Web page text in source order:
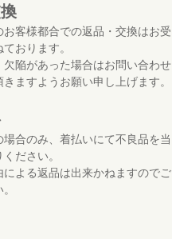
お客様都合での返品・交換はお受
おります。
欠陥があった場合はお問い合わせ
ますようお願い申し上げます。
場合のみ、着払いにて不良品を当
ださい。
による返品は出来かねますのでご